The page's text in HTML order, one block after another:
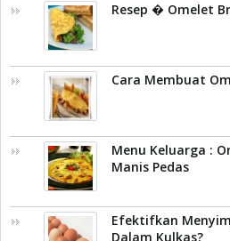
Resep � Omelet
Cara Membuat
Menu Keluarga :
Manis Pedas
Efektifkan
Dalam Kulkas?